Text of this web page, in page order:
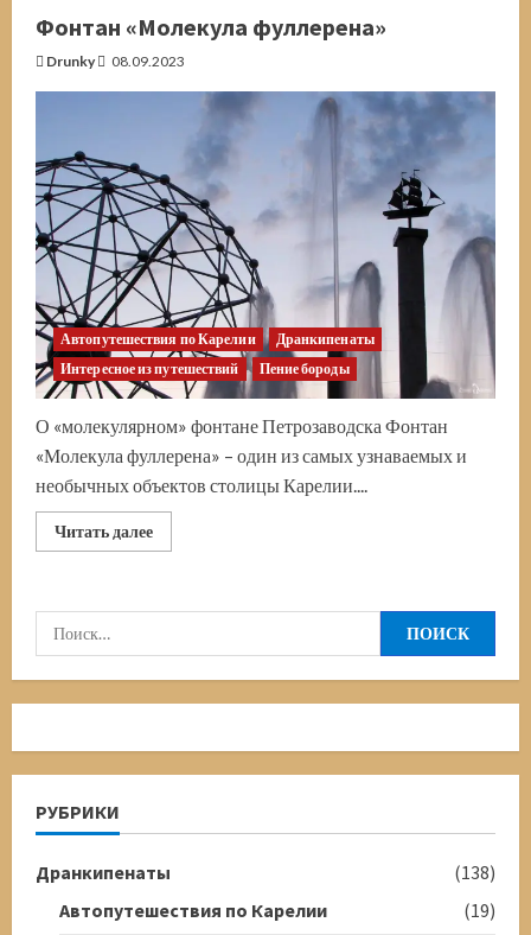
Фонтан «Молекула фуллерена»
Drunky 08.09.2023
Автопутешествия по Карелии
Дранкипенаты
Интересное из путешествий
Пение бороды
О «молекулярном» фонтане Петрозаводска Фонтан
«Молекула фуллерена» – один из самых узнаваемых и
необычных объектов столицы Карелии....
Читать далееПрочитать
больше
фуллерена»
Найти:
РУБРИКИ
Дранкипенаты
(138)
Автопутешествия по Карелии
(19)